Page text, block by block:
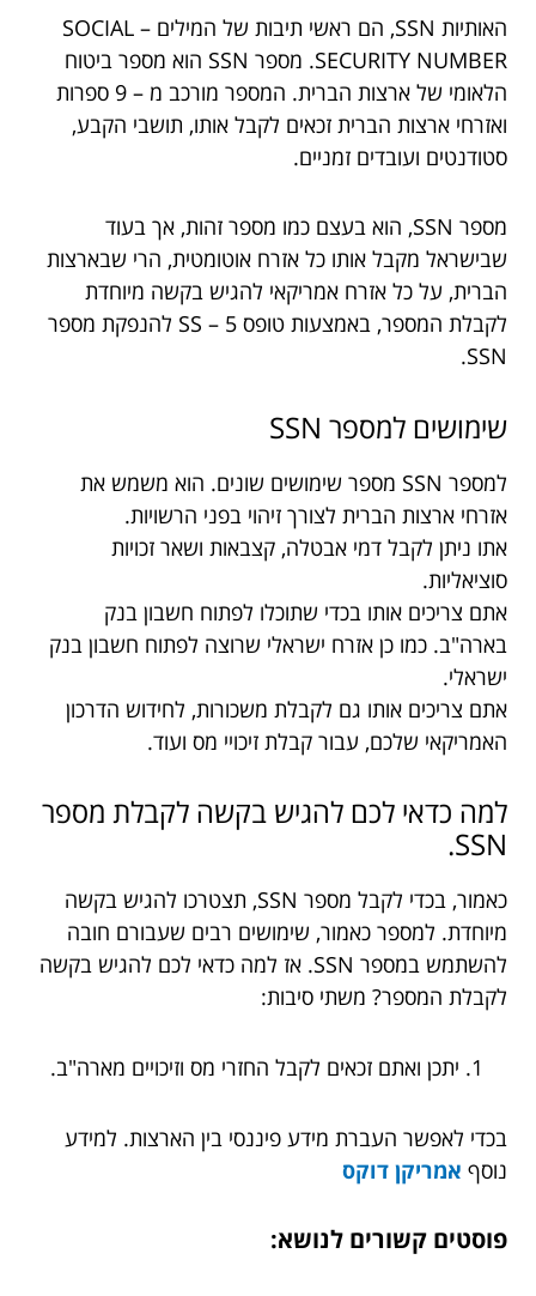
האותיות SSN, הם ראשי תיבות של המילים – SOCIAL
SECURITY NUMBER. מספר SSN הוא מספר ביטוח
הלאומי של ארצות הברית. המספר מורכב מ – 9 ספרות
ואזרחי ארצות הברית זכאים לקבל אותו, תושבי הקבע,
סטודנטים ועובדים זמניים.
מספר SSN, הוא בעצם כמו מספר זהות, אך בעוד
שבישראל מקבל אותו כל אזרח אוטומטית, הרי שבארצות
הברית, על כל אזרח אמריקאי להגיש בקשה מיוחדת
לקבלת המספר, באמצעות טופס SS – 5 להנפקת מספר
SSN.
שימושים למספר SSN
למספר SSN מספר שימושים שונים. הוא משמש את
אזרחי ארצות הברית לצורך זיהוי בפני הרשויות.
אתו ניתן לקבל דמי אבטלה, קצבאות ושאר זכויות
סוציאליות.
אתם צריכים אותו בכדי שתוכלו לפתוח חשבון בנק
בארה"ב. כמו כן אזרח ישראלי שרוצה לפתוח חשבון בנק
ישראלי.
אתם צריכים אותו גם לקבלת משכורות, לחידוש הדרכון
האמריקאי שלכם, עבור קבלת זיכויי מס ועוד.
למה כדאי לכם להגיש בקשה לקבלת מספר
SSN.
כאמור, בכדי לקבל מספר SSN, תצטרכו להגיש בקשה
מיוחדת. למספר כאמור, שימושים רבים שעבורם חובה
להשתמש במספר SSN. אז למה כדאי לכם להגיש בקשה
לקבלת המספר? משתי סיבות:
יתכן ואתם זכאים לקבל החזרי מס וזיכויים מארה"ב.
בכדי לאפשר העברת מידע פיננסי בין הארצות. למידע
נוסף אמריקן דוקס
פוסטים קשורים לנושא: